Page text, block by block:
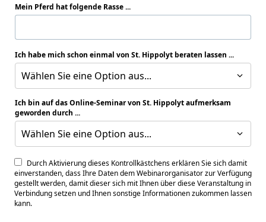
Mein Pferd hat folgende Rasse ...
Ich habe mich schon einmal von St. Hippolyt beraten lassen ...
Wählen Sie eine Option aus...
Ich bin auf das Online-Seminar von St. Hippolyt aufmerksam
geworden durch ...
Wählen Sie eine Option aus...
Durch Aktivierung dieses Kontrollkästchens erklären Sie sich damit
einverstanden, dass Ihre Daten dem Webinarorganisator zur Verfügung
gestellt werden, damit dieser sich mit Ihnen über diese Veranstaltung in
Verbindung setzen und Ihnen sonstige Informationen zukommen lassen
kann.